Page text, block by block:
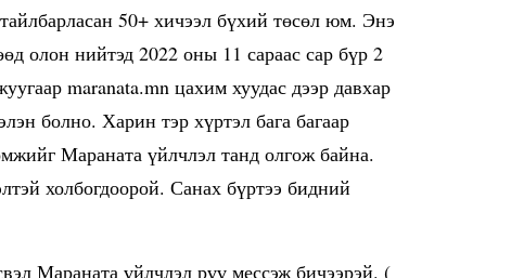
50+ хичээл бүхий төсөл юм. Энэ
олон нийтэд 2022 оны 11 сараас сар бүр 2
maranata.mn цахим хуудас дээр давхар
болно. Харин тэр хүртэл бага багаар
Мараната үйлчлэл танд олгож байна.
холбогдоорой. Санах бүртээ бидний
Мараната үйлчлэл рүү мессэж бичээрэй. (